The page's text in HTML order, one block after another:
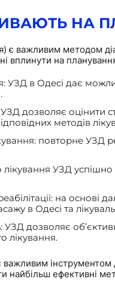
НА
є важливим методом
вплинути на
УЗД в Одесі дає
дозволяє оцінити
методів
повторне УЗД
УЗД успішно
на основі
в Одесі та
дозволяє
лікування.
інструментом
найбільш ефективні